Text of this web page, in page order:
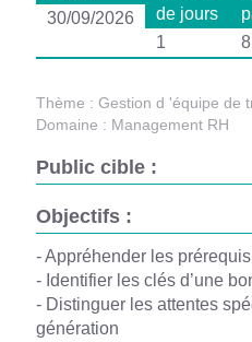
30/09/2026
de jours
1
Thème : Gestion d 'équipe de
Domaine : Management RH
Public cible :
Objectifs :
- Appréhender les
- Identifier les clés d’une
- Distinguer les attentes
génération